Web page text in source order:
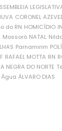
CORONEL
do RN HOMICÍDIO
Mossoró NATAL
Parnamirim
RAFAEL MOTTA RN
NEGRA DO NORTE
Água ÁLVARO DIAS